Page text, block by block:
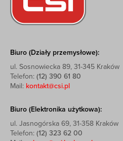
Biuro (Działy przemysłowe):
ul. Sosnowiecka 89, 31-345 Kraków
Telefon: (12) 390 61 80
Mail: kontakt@csi.pl
Biuro (Elektronika użytkowa):
ul. Jasnogórska 69, 31-358 Kraków
Telefon: (12) 323 62 00